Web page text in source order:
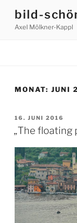
Inhalt
springen
bild-
Axel Mölkner-Kappl
MONAT: JUNI
VERÖFFENTLICHT
AM
16. JUNI 2016
„The floating